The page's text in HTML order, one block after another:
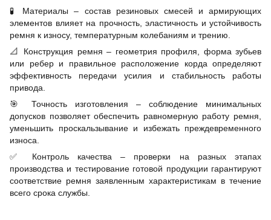
🧪
Материалы – состав резиновых смесей и армирующих
элементов влияет на прочность, эластичность и устойчивость
ремня к износу, температурным колебаниям и трению.
📐
Конструкция ремня – геометрия профиля, форма зубьев
или ребер и правильное расположение корда определяют
эффективность передачи усилия и стабильность работы
привода.
🎯
Точность изготовления – соблюдение минимальных
допусков позволяет обеспечить равномерную работу ремня,
уменьшить проскальзывание и избежать преждевременного
износа.
✅
Контроль качества – проверки на разных этапах
производства и тестирование готовой продукции гарантируют
соответствие ремня заявленным характеристикам в течение
всего срока службы.